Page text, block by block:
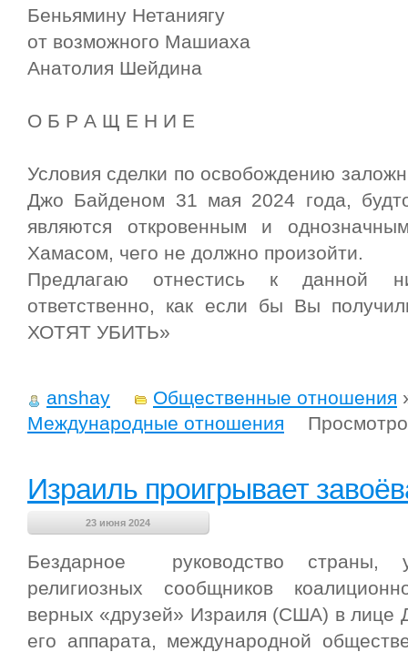
Беньямину Нетаниягу
от возможного Машиаха
Анатолия Шейдина
О Б Р А Щ Е Н И Е
Условия сделки по освобождению
Джо Байденом 31 мая 2024 года,
являются откровенным и
Хамасом, чего не должно произойти.
Предлагаю отнестись к данной
ответственно, как если бы Вы
ХОТЯТ УБИТЬ»
anshay Общественные отношения
Международные отношения
Израиль проигрывает
23 июня 2024
Бездарное руководство страны,
религиозных сообщников
верных «друзей» Израиля (США) в лице
его аппарата, международной